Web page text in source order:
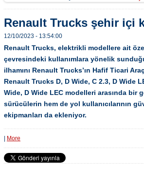
Renault Trucks şehir içi
12/10/2023 - 13:54:00
Renault Trucks, elektrikli modellere ait
çevresindeki kullanımlara yönelik
ilhamını Renault Trucks’ın Hafif Ticari
Renault Trucks D, D Wide, C 2.3, D Wide
Wide, D Wide LEC modelleri arasında bir
sürücülerin hem de yol kullanıcılarının
ekipmanları da ekleniyor.
More